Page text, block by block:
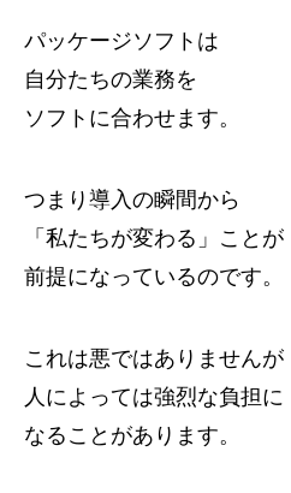
パッケージソフトは
自分たちの業務を
ソフトに合わせます。
つまり導入の瞬間から
「私たちが変わる」ことが
前提になっているのです。
これは悪ではありませんが
人によっては強烈な負担に
なることがあります。